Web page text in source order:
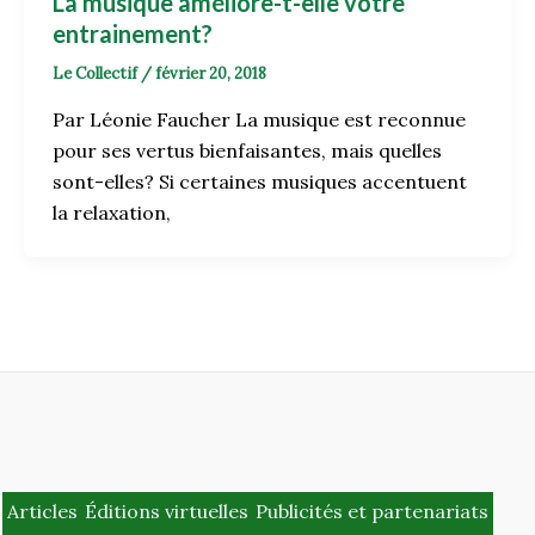
entrainement?
Le Collectif /février 20, 2018
Par Léonie Faucher La musique est reconnue
pour ses vertus bienfaisantes, mais quelles
sont-elles? Si certaines musiques accentuent
la relaxation,
Articles Éditions virtuelles Publicités et partenariats